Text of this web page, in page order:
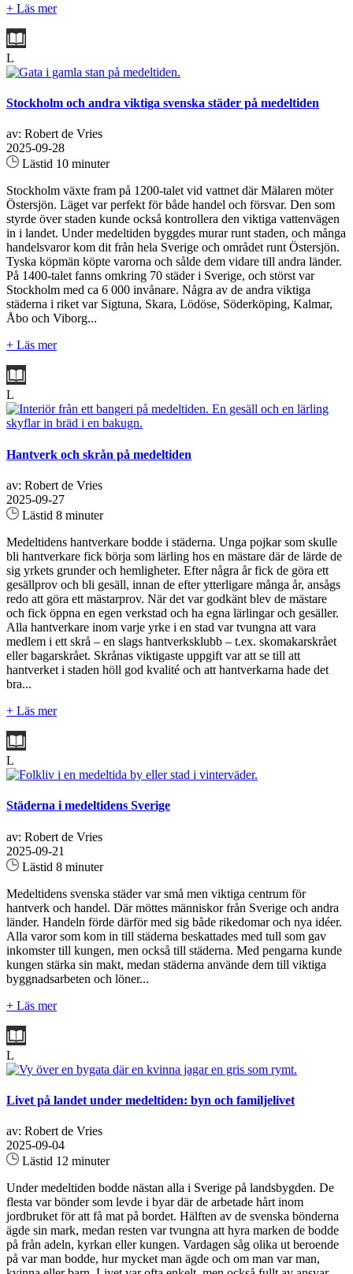
+ Läs mer
L
Stockholm och andra viktiga svenska städer på medeltiden
av: Robert de Vries
2025-09-28
Lästid 10 minuter
Stockholm växte fram på 1200‑talet vid vattnet där Mälaren möter
Östersjön. Läget var perfekt för både handel och försvar. Den som
styrde över staden kunde också kontrollera den viktiga vattenvägen
in i landet. Under medeltiden byggdes murar runt staden, och många
handelsvaror kom dit från hela Sverige och området runt Östersjön.
Tyska köpmän köpte varorna och sålde dem vidare till andra länder.
På 1400-talet fanns omkring 70 städer i Sverige, och störst var
Stockholm med ca 6 000 invånare. Några av de andra viktiga
städerna i riket var Sigtuna, Skara, Lödöse, Söderköping, Kalmar,
Åbo och Viborg...
+ Läs mer
L
Hantverk och skrån på medeltiden
av: Robert de Vries
2025-09-27
Lästid 8 minuter
Medeltidens hantverkare bodde i städerna. Unga pojkar som skulle
bli hantverkare fick börja som lärling hos en mästare där de lärde de
sig yrkets grunder och hemligheter. Efter några år fick de göra ett
gesällprov och bli gesäll, innan de efter ytterligare många år, ansågs
redo att göra ett mästarprov. När det var godkänt blev de mästare
och fick öppna en egen verkstad och ha egna lärlingar och gesäller.
Alla hantverkare inom varje yrke i en stad var tvungna att vara
medlem i ett skrå – en slags hantverksklubb – t.ex. skomakarskrået
eller bagarskrået. Skrånas viktigaste uppgift var att se till att
hantverket i staden höll god kvalité och att hantverkarna hade det
bra...
+ Läs mer
L
Städerna i medeltidens Sverige
av: Robert de Vries
2025-09-21
Lästid 8 minuter
Medeltidens svenska städer var små men viktiga centrum för
hantverk och handel. Där möttes människor från Sverige och andra
länder. Handeln förde därför med sig både rikedomar och nya idéer.
Alla varor som kom in till städerna beskattades med tull som gav
inkomster till kungen, men också till städerna. Med pengarna kunde
kungen stärka sin makt, medan städerna använde dem till viktiga
byggnadsarbeten och löner...
+ Läs mer
L
Livet på landet under medeltiden: byn och familjelivet
av: Robert de Vries
2025-09-04
Lästid 12 minuter
Under medeltiden bodde nästan alla i Sverige på landsbygden. De
flesta var bönder som levde i byar där de arbetade hårt inom
jordbruket för att få mat på bordet. Hälften av de svenska bönderna
ägde sin mark, medan resten var tvungna att hyra marken de bodde
på från adeln, kyrkan eller kungen. Vardagen såg olika ut beroende
på var man bodde, hur mycket man ägde och om man var man,